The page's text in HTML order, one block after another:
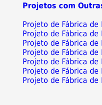
Projetos com
Projeto de Fábrica
Projeto de Fábrica
Projeto de Fábrica
Projeto de Fábrica
Projeto de Fábrica
Projeto de Fábrica
Projeto de Fábrica